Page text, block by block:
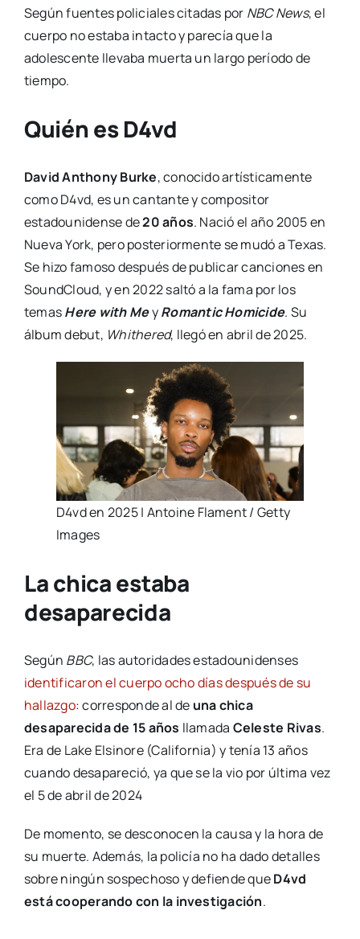
Según fuentes policiales citadas por NBC News, el
cuerpo no estaba intacto y parecía que la
adolescente llevaba muerta un largo período de
tiempo.
Quién es D4vd
David Anthony Burke, conocido artísticamente
como D4vd, es un cantante y compositor
estadounidense de20 años. Nació el año 2005 en
Nueva York, pero posteriormente se mudó a Texas.
Se hizo famoso después de publicar canciones en
SoundCloud, y en 2022 saltó a la fama por los
temasHere with MeyRomantic Homicide. Su
álbum debut, Whithered, llegó en abril de 2025.
D4vd en 2025 | Antoine Flament / Getty
Images
La chica estaba
desaparecida
Según BBC, las autoridades estadounidenses
identificaron el cuerpo ocho días después de su
hallazgo: corresponde al de una chica
desaparecida de 15 años llamada Celeste Rivas.
Era de Lake Elsinore (California) y tenía 13 años
cuando desapareció, ya que se la vio por última vez
el 5 de abril de 2024
De momento, se desconocen la causa y la hora de
su muerte. Además, la policía no ha dado detalles
sobre ningún sospechoso y defiende queD4vd
está cooperando con la investigación.